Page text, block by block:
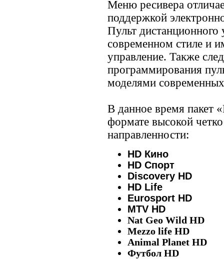
Меню ресивера
поддержкой
Пульт
современном стиле и
управление. Также
программирования
моделями
В данное время пакет
формате высокой
направленности:
HD Кино
HD Спорт
Discovery HD
HD Life
Eurosport HD
MTV HD
Nat Geo Wild HD
Mezzo life HD
Animal Planet HD
Футбол HD